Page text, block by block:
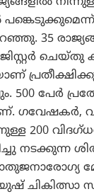
35
ചെയ്തു
500 പേര്‍
ഗവേഷകര്‍,
200
നടക്കുന്ന
ചികിത്സാ